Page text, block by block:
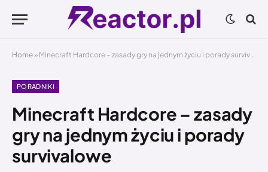
Home » Minecraft Hardcore – zasady gry na jednym życiu i porady survivalowe
PORADNIKI
Minecraft Hardcore – zasady
gry na jednym życiu i porady
survivalowe